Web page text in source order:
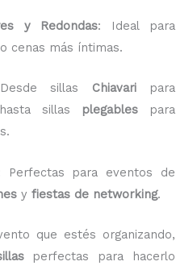
y Redondas: Ideal para
cenas más íntimas.
sillas Chiavaripara
sillas
plegablespara
Perfectas para eventos de
yfiestas de networking.
que estés organizando,
perfectas para hacerlo